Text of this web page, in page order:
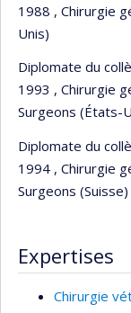
1988 , Chirurgie
Unis)
Diplomate du
1993 , Chirurgie
Surgeons (États-
Diplomate du
1994 , Chirurgie
Surgeons (Suisse)
Expertises
Chirurgie